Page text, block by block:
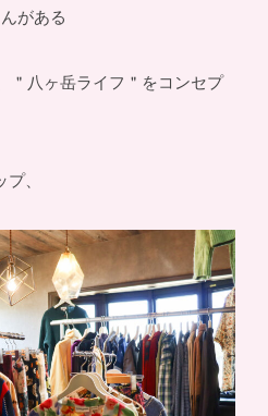
がある
＂八ヶ岳ライフ＂をコンセプ
、